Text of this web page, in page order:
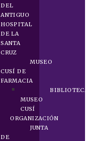
DEL
ANTIGUO
HOSPITAL
DE LA
SANTA
CRUZ
MUSEO
CUSÍ DE
FARMACIA
BIBLIOTECA
MUSEO
CUSÍ
ORGANIZACIÓN
JUNTA
DE